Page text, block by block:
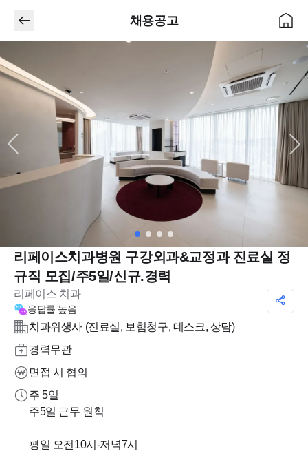
채용공고
리페이스치과병원 구강외과&교정과 진료실 정
규직 모집/주5일/신규.경력
리페이스 치과
응답률 높음
치과위생사 (진료실, 보험청구, 데스크, 상담)
경력무관
면접 시 협의
주 5일
주5일 근무 원칙
평일 오전10시-저녁7시